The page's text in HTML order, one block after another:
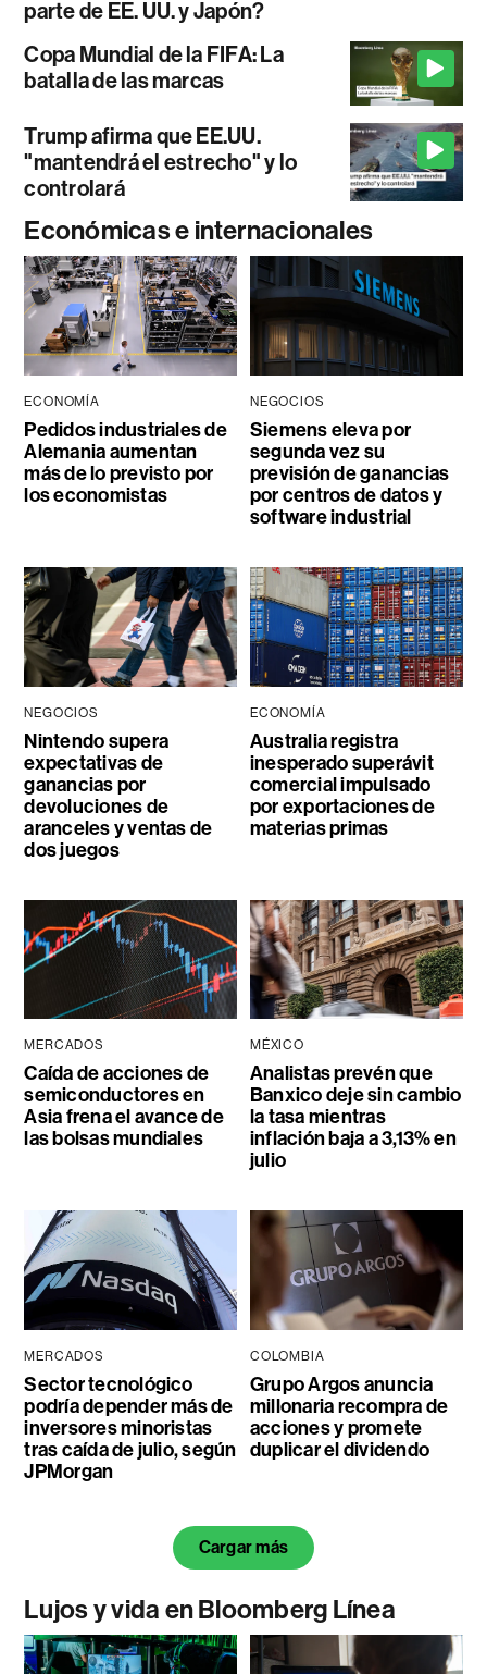
parte de EE. UU. y Japón?
Copa Mundial de la FIFA: La
batalla de las marcas
Trump afirma que EE.UU.
"mantendrá el estrecho" y lo
controlará
Económicas e internacionales
ECONOMÍA
Pedidos industriales de
Alemania aumentan
más de lo previsto por
los economistas
NEGOCIOS
Siemens eleva por
segunda vez su
previsión de ganancias
por centros de datos y
software industrial
NEGOCIOS
Nintendo supera
expectativas de
ganancias por
devoluciones de
aranceles y ventas de
dos juegos
ECONOMÍA
Australia registra
inesperado superávit
comercial impulsado
por exportaciones de
materias primas
MERCADOS
Caída de acciones de
semiconductores en
Asia frena el avance de
las bolsas mundiales
MÉXICO
Analistas prevén que
Banxico deje sin cambio
la tasa mientras
inflación baja a 3,13% en
julio
MERCADOS
Sector tecnológico
podría depender más de
inversores minoristas
tras caída de julio, según
JPMorgan
COLOMBIA
Grupo Argos anuncia
millonaria recompra de
acciones y promete
duplicar el dividendo
Cargar más
Lujos y vida en Bloomberg Línea